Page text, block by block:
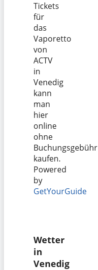
Tickets
für
das
Vaporetto
von
ACTV
in
Venedig
kann
man
hier
online
ohne
Buchungsgebühr
kaufen.
Powered
by
GetYourGuide
Wetter
in
Venedig